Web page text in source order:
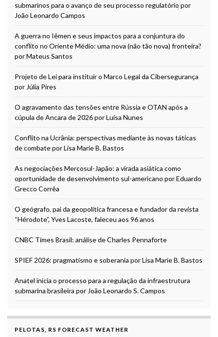
submarinos para o avanço de seu processo regulatório por
João Leonardo Campos
A guerra no Iêmen e seus impactos para a conjuntura do
conflito no Oriente Médio: uma nova (não tão nova) fronteira?
por Mateus Santos
Projeto de Lei para instituir o Marco Legal da Cibersegurança
por Júlia Pires
O agravamento das tensões entre Rússia e OTAN após a
cúpula de Ancara de 2026 por Luísa Nunes
Conflito na Ucrânia: perspectivas mediante às novas táticas
de combate por Lisa Marie B. Bastos
As negociações Mercosul-Japão: a virada asiática como
oportunidade de desenvolvimento sul-americano por Eduardo
Grecco Corrêa
O geógrafo, pai da geopolítica francesa e fundador da revista
“Hérodote”, Yves Lacoste, faleceu aos 96 anos
CNBC Times Brasil: análise de Charles Pennaforte
SPIEF 2026: pragmatismo e soberania por Lisa Marie B. Bastos
Anatel inicia o processo para a regulação da infraestrutura
submarina brasileira por João Leonardo S. Campos
PELOTAS, RS FORECAST WEATHER